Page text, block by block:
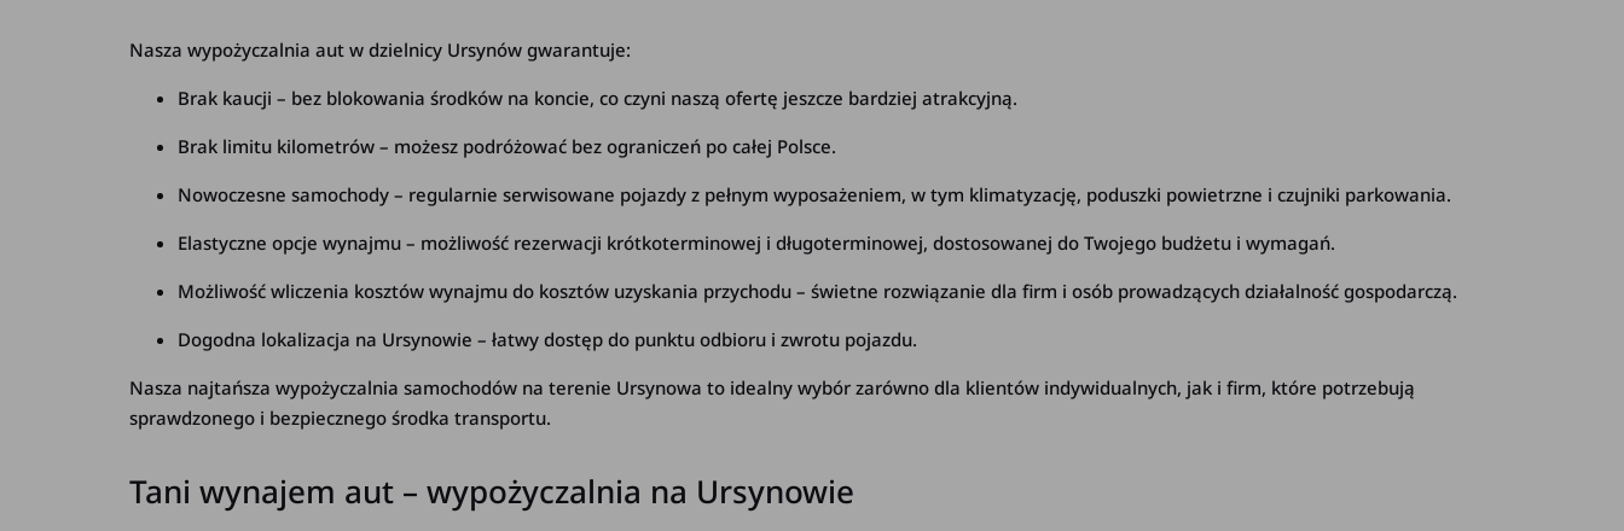
Nasza wypożyczalnia aut w dzielnicy Ursynów gwarantuje:
Brak kaucji – bez blokowania środków na koncie, co czyni naszą ofertę jeszcze bardziej atrakcyjną.
Brak limitu kilometrów – możesz podróżować bez ograniczeń po całej Polsce.
Nowoczesne samochody – regularnie serwisowane pojazdy z pełnym wyposażeniem, w tym klimatyzację, poduszki powietrzne i czujniki parkowania.
Elastyczne opcje wynajmu – możliwość rezerwacji krótkoterminowej i długoterminowej, dostosowanej do Twojego budżetu i wymagań.
Możliwość wliczenia kosztów wynajmu do kosztów uzyskania przychodu – świetne rozwiązanie dla firm i osób prowadzących działalność gospodarczą.
Dogodna lokalizacja na Ursynowie – łatwy dostęp do punktu odbioru i zwrotu pojazdu.
Nasza najtańsza wypożyczalnia samochodów na terenie Ursynowa to idealny wybór zarówno dla klientów indywidualnych, jak i firm, które potrzebują
sprawdzonego i bezpiecznego środka transportu.
Tani wynajem aut – wypożyczalnia na Ursynowie